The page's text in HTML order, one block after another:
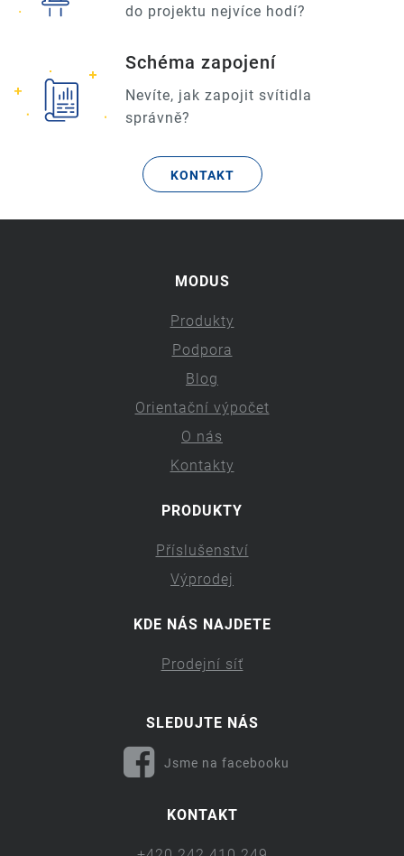
do projektu nejvíce hodí?
Schéma zapojení
Nevíte, jak zapojit svítidla
správně?
KONTAKT
MODUS
Produkty
Podpora
Blog
Orientační výpočet
O nás
Kontakty
PRODUKTY
Příslušenství
Výprodej
KDE NÁS NAJDETE
Prodejní síť
SLEDUJTE NÁS
Jsme na facebooku
KONTAKT